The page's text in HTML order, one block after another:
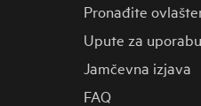
Pronađite
Upute za uporabu
Jamčevna izjava
FAQ